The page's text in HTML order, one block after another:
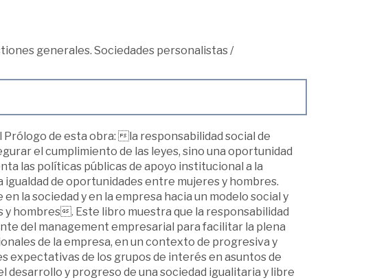
generales. Sociedades personalistas/
de esta obra: la responsabilidad social de
el cumplimiento de las leyes, sino una oportunidad
las políticas públicas de apoyo institucional a la
de oportunidades entre mujeres y hombres.
la sociedad y en la empresa hacia un modelo social y
hombres. Este libro muestra que la responsabilidad
del management empresarial para facilitar la plena
de la empresa, en un contexto de progresiva y
expectativas de los grupos de interés en asuntos de
desarrollo y progreso de una sociedad igualitaria y libre